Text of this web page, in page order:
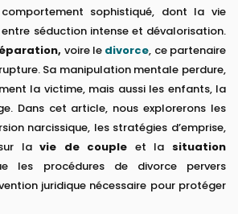
sophistiqué, dont la vie
séduction intense et dévalorisation.
voire le divorce, ce partenaire
Sa manipulation mentale perdure,
la victime, mais aussi les enfants, la
Dans cet article, nous explorerons les
narcissique, les stratégies d’emprise,
sur lavie de couple et la situation
les procédures de divorce pervers
juridique nécessaire pour protéger